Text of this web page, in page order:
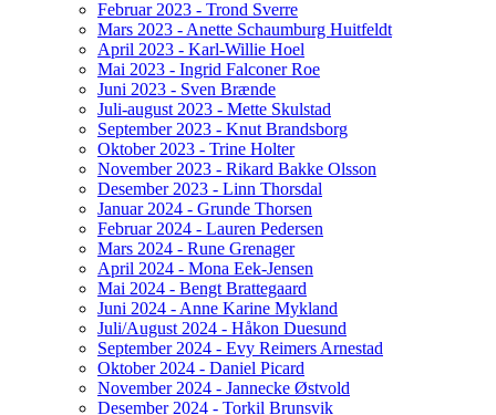
Februar 2023 - Trond Sverre
Mars 2023 - Anette Schaumburg Huitfeldt
April 2023 - Karl-Willie Hoel
Mai 2023 - Ingrid Falconer Roe
Juni 2023 - Sven Brænde
Juli-august 2023 - Mette Skulstad
September 2023 - Knut Brandsborg
Oktober 2023 - Trine Holter
November 2023 - Rikard Bakke Olsson
Desember 2023 - Linn Thorsdal
Januar 2024 - Grunde Thorsen
Februar 2024 - Lauren Pedersen
Mars 2024 - Rune Grenager
April 2024 - Mona Eek-Jensen
Mai 2024 - Bengt Brattegaard
Juni 2024 - Anne Karine Mykland
Juli/August 2024 - Håkon Duesund
September 2024 - Evy Reimers Arnestad
Oktober 2024 - Daniel Picard
November 2024 - Jannecke Østvold
Desember 2024 - Torkil Brunsvik